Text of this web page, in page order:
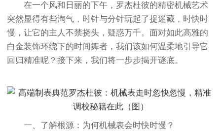
在一个风和日丽的下午，罗杰杜彼的精密机械艺术
突然显得有些淘气，时针与分针玩起了捉迷藏，时快时
慢，让它的主人不禁挠头，疑惑万千。面对如此高雅的
白金装饰环绕下的时间舞者，我们该如何温柔地引导它
回归精准呢？接下来，我们将一步步揭开谜底。
一、了解根源：为何机械表会时快时慢？